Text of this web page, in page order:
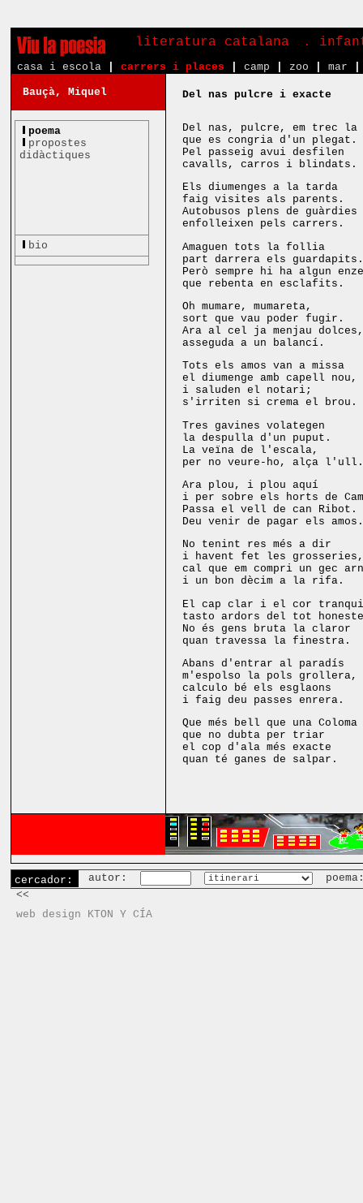
literatura catalana .
casa i escola carrers i places camp zoo mar
Bauçà, Miquel
poema
propostes
didàctiques
bio
Del nas pulcre i exacte
Del nas, pulcre, em trec la
que es congria d'un plegat.
Pel passeig avui desfilen
cavalls, carros i
Els diumenges a la tarda
faig visites als parents.
Autobusos plens de guàrdies
enfolleixen pels carrers.
Amaguen tots la follia
part darrera els
Però sempre hi ha algun
que rebenta en esclafits.
Oh mumare, mumareta,
sort que vau poder fugir.
Ara al cel ja menjau
asseguda a un balancí.
Tots els amos van a missa
el diumenge amb capell nou,
i saluden el notari;
s'irriten si crema el
Tres gavines volategen
la despulla d'un puput.
La veïna de l'escala,
per no veure-ho, alça
Ara plou, i plou aquí
i per sobre els horts de
Passa el vell de can Ribot.
Deu venir de pagar els
No tenint res més a dir
i havent fet les
cal que em compri un gec
i un bon dècim a la rifa.
El cap clar i el cor
tasto ardors del tot
No és gens bruta la claror
quan travessa la finestra.
Abans d'entrar al paradís
m'espolso la pols grollera,
calculo bé els esglaons
i faig deu passes enrera.
Que més bell que una Coloma
que no dubta per triar
el cop d'ala més exacte
quan té ganes de salpar.
cercador: autor:
<<
web design KTON Y CÍA